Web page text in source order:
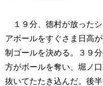
１９分、徳村が放ったシ
アボールをすぐさま日高
制ゴールを決める。３９
方がボールを奪い、堀ノ
抜いてたたき込んだ。後